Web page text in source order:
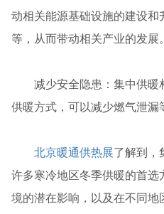
动相关能源基础设施的建设
等，从而带动相关产业的发展。
减少安全隐患：集中供暖
供暖方式，可以减少燃气泄漏
北京暖通供热展了解到，
许多寒冷地区冬季供暖的首
境的潜在影响，以及在不同地